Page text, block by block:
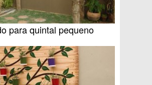
para quintal pequeno